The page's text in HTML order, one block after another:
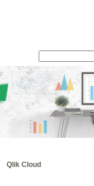
Qlik Cloud